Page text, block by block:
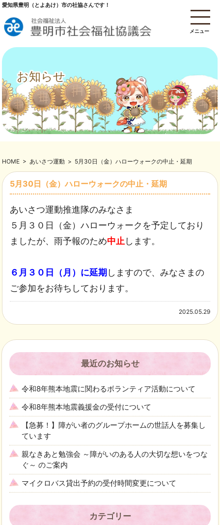
メニュー
愛知県豊明（とよあけ）市の社協さんです！
お知らせ
HOME > あいさつ運動 > 5月30日（金）ハローウォークの中止・延期
5月30日（金）ハローウォークの中止・延期
あいさつ運動推進隊のみなさま
５月３０日（金）ハローウォークを予定しており
ましたが、雨予報のため中止します。
６月３０日（月）に延期 しますので、みなさまの
ご参加をお待ちしております。
2025.05.29
最近のお知らせ
令和8年熊本地震に関わるボランティア活動について
令和8年熊本地震義援金の受付について
【急募！】障がい者のグループホームの世話人を募集し
ています
親なきあと勉強会 ～障がいのある人の大切な想いをつな
ぐ～ のご案内
マイクロバス貸出予約の受付時間変更について
カテゴリー